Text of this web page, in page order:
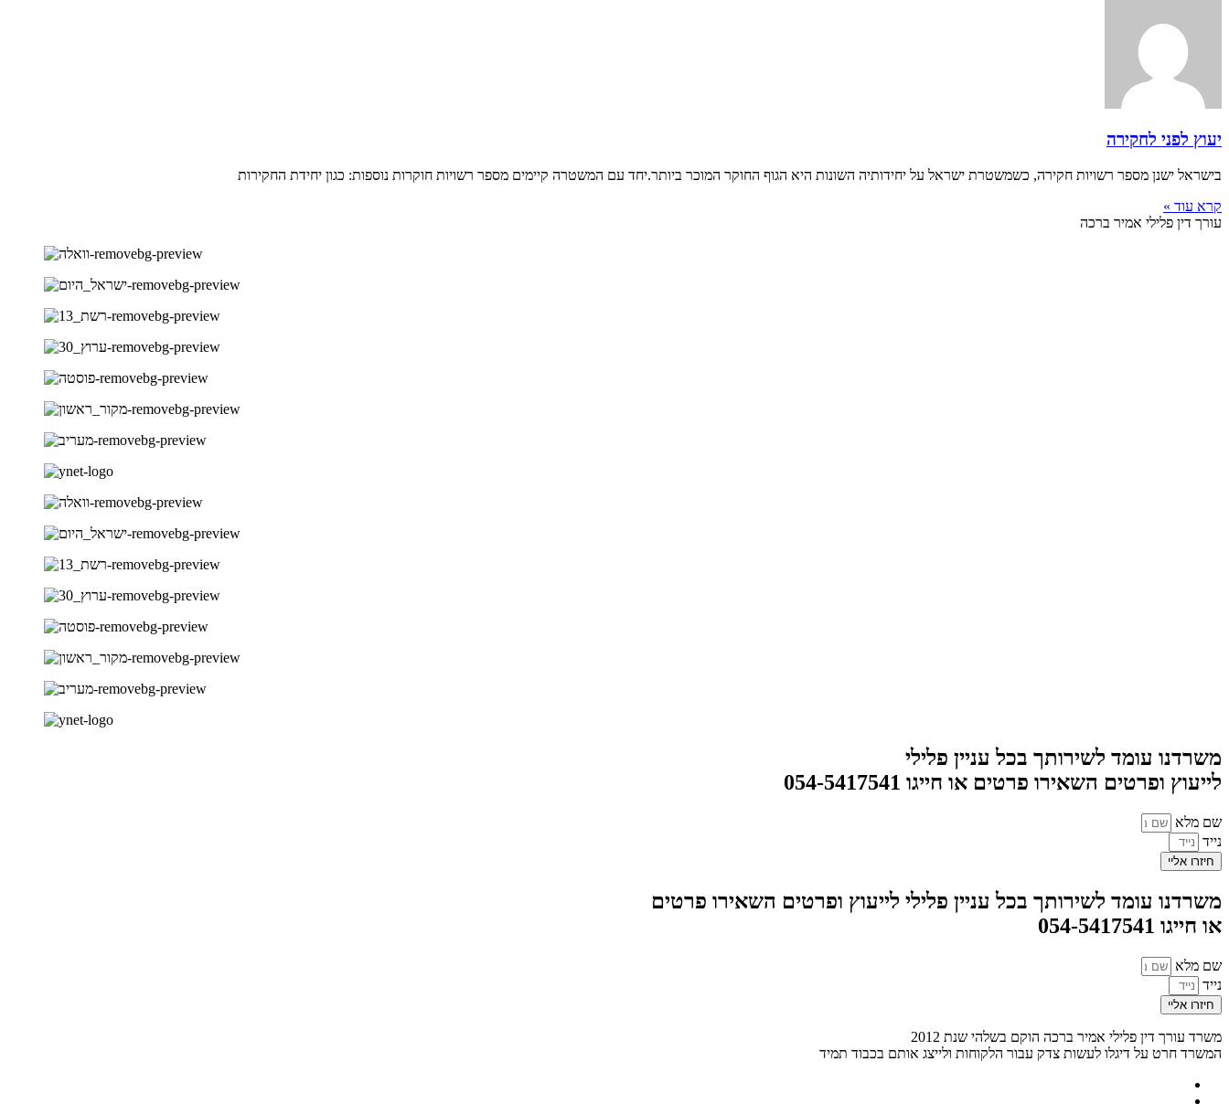
יעוץ לפני לחקירה
בישראל ישנן מספר רשויות חקירה, כשמשטרת ישראל על יחידותיה השונות היא הגוף החוקר המוכר ביותר.יחד עם המשטרה קיימים מספר רשויות חוקרות נוספות: כגון יחידת החקירות
קרא עוד »
עורך דין פלילי אמיר ברכה
משרדנו עומד לשירותך בכל עניין פלילי
לייעוץ ופרטים השאירו פרטים או חייגו 054-5417541
שם מלא
נייד
חיזרו אליי
משרדנו עומד לשירותך בכל עניין פלילי לייעוץ ופרטים השאירו פרטים
או חייגו 054-5417541
שם מלא
נייד
חיזרו אליי
משרד עורך דין פלילי אמיר ברכה הוקם בשלהי שנת 2012
המשרד חרט על דיגלו לעשות צדק עבור הלקוחות ולייצג אותם בכבוד תמיד